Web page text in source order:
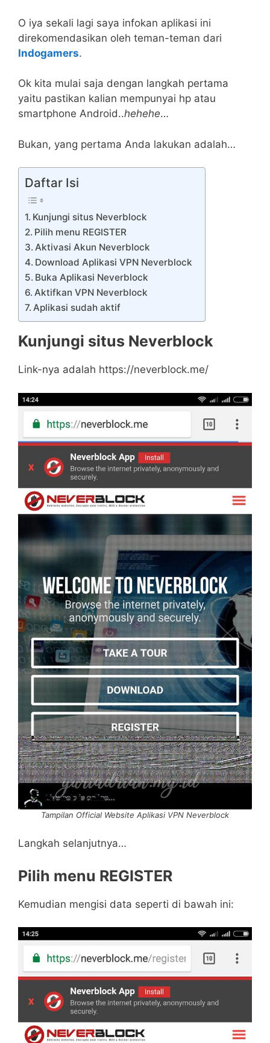
O iya sekali lagi saya infokan aplikasi ini
direkomendasikan oleh teman-teman dari
Indogamers.
Ok kita mulai saja dengan langkah pertama
yaitu pastikan kalian mempunyai hp atau
smartphone Android..hehehe…
Bukan, yang pertama Anda lakukan adalah…
Daftar Isi
Kunjungi situs Neverblock
Pilih menu REGISTER
Aktivasi Akun Neverblock
Download Aplikasi VPN Neverblock
Buka Aplikasi Neverblock
Aktifkan VPN Neverblock
Aplikasi sudah aktif
Kunjungi situs Neverblock
Link-nya adalah https://neverblock.me/
Tampilan Official Website Aplikasi VPN Neverblock
Langkah selanjutnya…
Pilih menu REGISTER
Kemudian mengisi data seperti di bawah ini: